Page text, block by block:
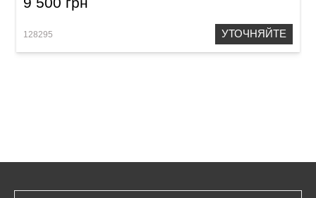
128295 УТОЧНЯЙТЕ